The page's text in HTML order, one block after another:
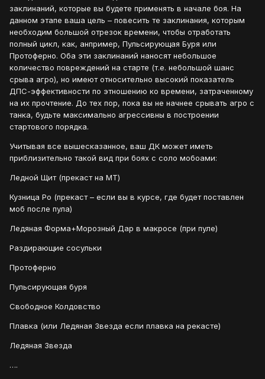
заклинаний, которые вы будете применять в начале боя. На
данном этапе ваша цель – повесить те заклинания, которым
необходим большой отрезок времени, чтобы отработать
полный цикл, как, анпример, Пульсирующая Буря или
Протоферно. Оба эти заклинаний наносят небольшое
количество повреждений на старте (т.е. небольшой шанс
срыва агро), но имеют относительно высокий показатель
ДПС-эффективности по этношению ко времени, затраченному
на их прочтение. До тех пор, пока вы не начнее срывать агро с
танка, будьте максимально агрессивны в построении
стартового порядка.
Учитывая все вышесказанное, ваш ДК может иметь
приблизительно такой вид при боях с соло мобоами:
Ледной Щит (прекаст на МТ)
Кузница Ро (прекаст – если вы в курсе, где будет поставлен
моб после пула)
Ледяная Форма+Морозный Дар в макросе (при пуле)
Раздирающие сосульки
Протоферно
Пульсирующая буря
Свободное Колдовство
Плавка (или Ледяная Звезда если плавка на рекасте)
Ледяная Звезда
….